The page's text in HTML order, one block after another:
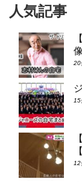
人気記事
20
15
12